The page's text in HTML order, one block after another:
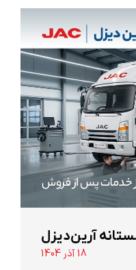
آرین‌دیزل
18 آذر 1404